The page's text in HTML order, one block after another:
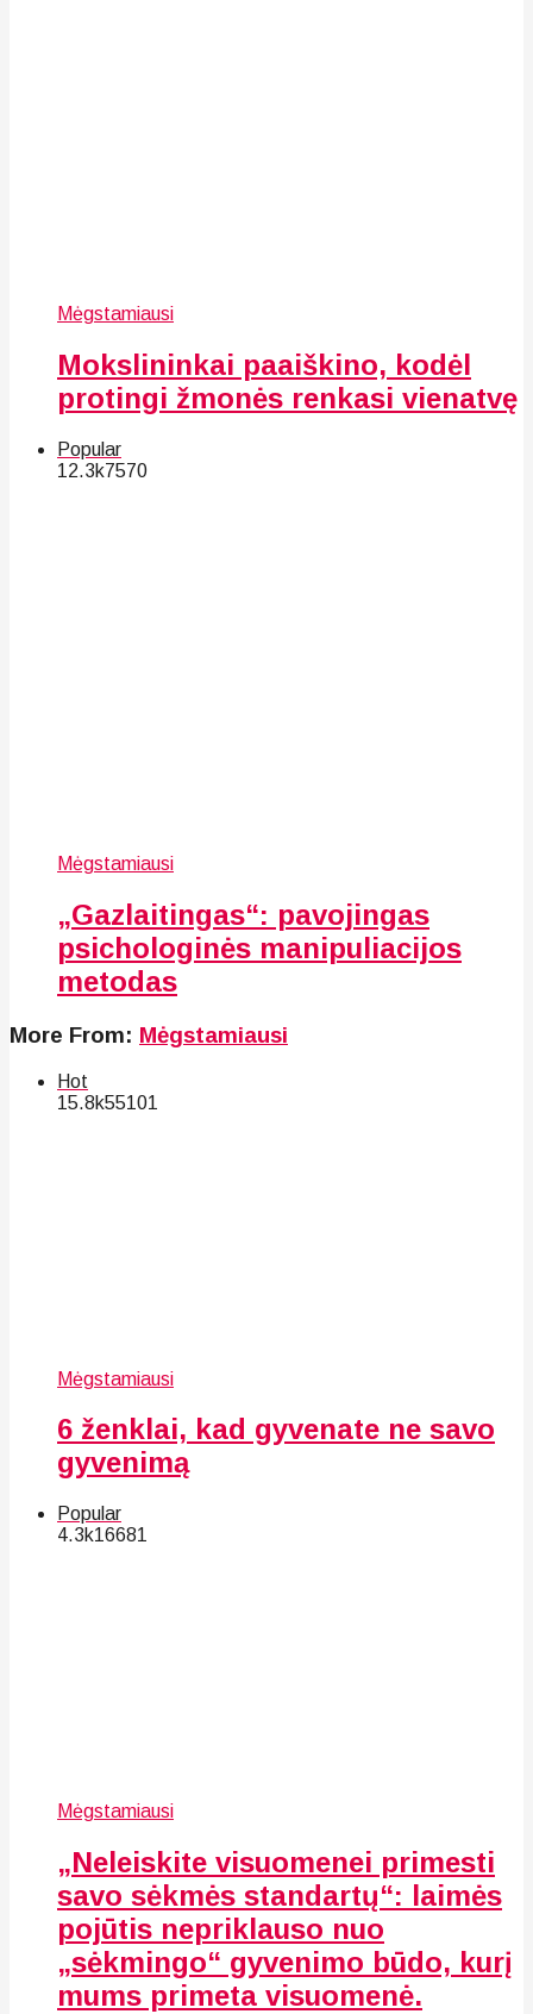
Mėgstamiausi
Mokslininkai paaiškino, kodėl
protingi žmonės renkasi vienatvę
Popular
12.3k7570
Mėgstamiausi
„Gazlaitingas“: pavojingas
psichologinės manipuliacijos
metodas
More From: Mėgstamiausi
Hot
15.8k55101
Mėgstamiausi
6 ženklai, kad gyvenate ne savo
gyvenimą
Popular
4.3k16681
Mėgstamiausi
„Neleiskite visuomenei primesti
savo sėkmės standartų“: laimės
pojūtis nepriklauso nuo
„sėkmingo“ gyvenimo būdo, kurį
mums primeta visuomenė.